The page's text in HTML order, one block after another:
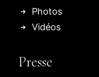
Photos
Vidéos
Presse